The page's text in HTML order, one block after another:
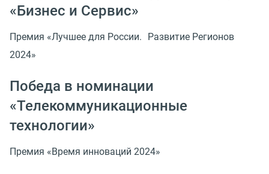
«Бизнес и Сервис»
Премия «Лучшее для России. Развитие Регионов
2024»
Победа в номинации
«Телекоммуникационные
технологии»
Премия «Время инноваций 2024»